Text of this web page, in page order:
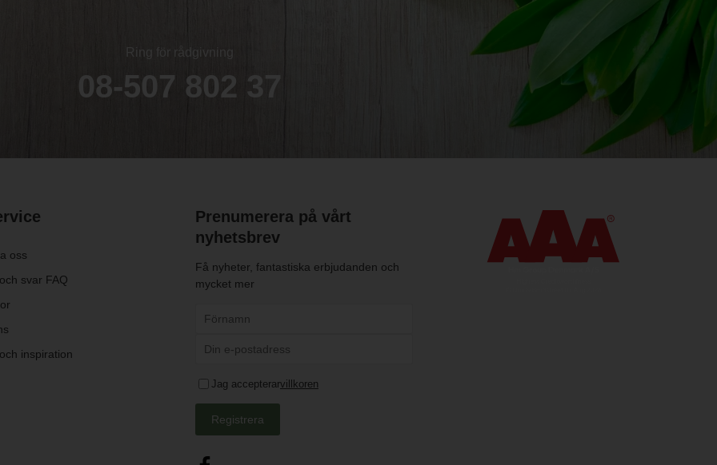
Ring för rådgivning
08-507 802 37
oss
svar FAQ
inspiration
Prenumerera på vårt
nyhetsbrev
Få nyheter, fantastiska erbjudanden och
mycket mer
Jag accepterarvillkoren
Registrera